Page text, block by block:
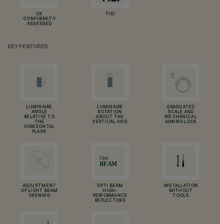
UK
CONFORMITY
ASSESSED
TISI
KEY FEATURES
LUMINAIRE
ANGLE
RELATIVE TO
THE
HORIZONTAL
PLANE
LUMINAIRE
ROTATION
ABOUT THE
VERTICAL AXIS
GRADUATED
SCALE AND
MECHANICAL
AIMING LOCK
ADJUSTMENT
OF LIGHT BEAM
OPENING
OPTI BEAM
HIGH-
PERFORMANCE
REFLECTORS
INSTALLATION
WITHOUT
TOOLS